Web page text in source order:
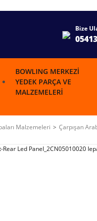
Bize
BOWLING MERKEZI
YEDEK PARÇA VE
MALZEMELERI
Malzemeleri Çarpışan